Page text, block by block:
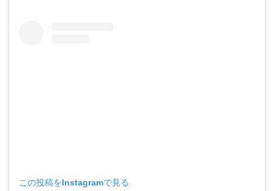
この投稿をInstagramで見る